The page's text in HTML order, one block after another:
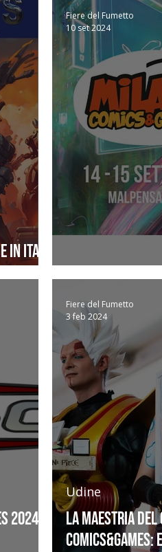
Italy
Fiere del Fumetto
10 set 2024
2024:
La maestria del
Udine
Fiere del Fumetto
3 feb 2024